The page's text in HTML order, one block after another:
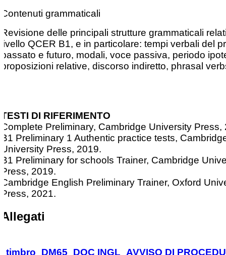
Contenuti grammaticali
Revisione delle principali strutture grammaticali
livello QCER B1, e in particolare: tempi verbali del
passato e futuro, modali, voce passiva, periodo
proposizioni relative, discorso indiretto, phrasal
TESTI DI RIFERIMENTO
Complete Preliminary, Cambridge University Press,
B1 Preliminary 1 Authentic practice tests,
University Press, 2019.
B1 Preliminary for schools Trainer, Cambridge
Press, 2019.
Cambridge English Preliminary Trainer, Oxford
Press, 2021.
Allegati
timbro_DM65_DOC INGL_AVVISO DI